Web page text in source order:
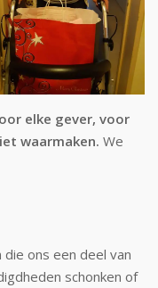
elke gever, voor
waarmaken. We
ons een deel van
schonken of